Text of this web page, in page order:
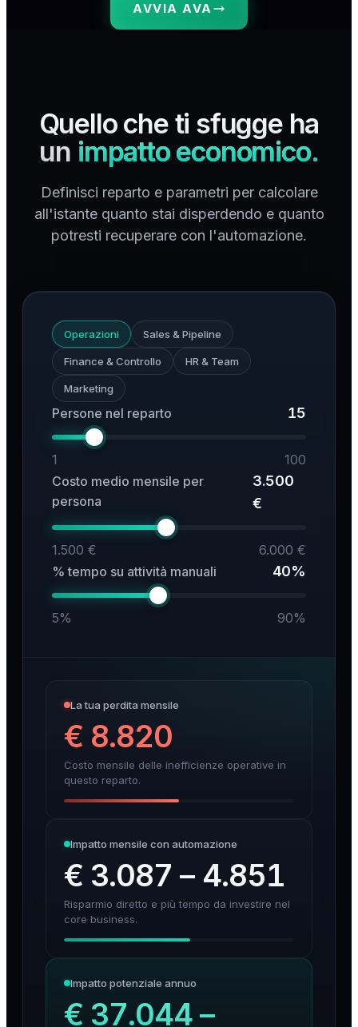
AVVIA AVA
Quello che ti sfugge ha
un impatto economico.
Definisci reparto e parametri per calcolare
all'istante quanto stai disperdendo e quanto
potresti recuperare con l'automazione.
Operazioni Sales & Pipeline
Finance & Controllo HR & Team
Marketing
Persone nel reparto 15
1
100
Costo medio mensile per
persona
3.500
€
1.500 €
6.000 €
% tempo su attività manuali
40%
5% 90%
La tua perdita mensile
€ 8.820
Costo mensile delle inefficienze operative in
questo reparto.
Impatto mensile con automazione
€ 3.087 – 4.851
Risparmio diretto e più tempo da investire nel
core business.
Impatto potenziale annuo
€ 37.044–